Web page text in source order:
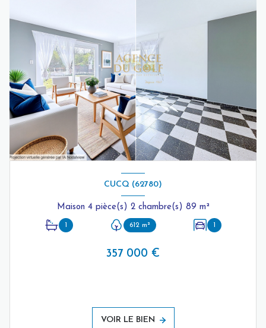
CUCQ (62780)
Maison 4 pièce(s) 2 chambre(s) 89 m²
1 612 m² 1
357 000 €
VOIR LE BIEN